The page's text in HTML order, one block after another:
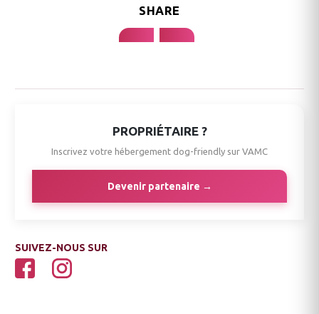
SHARE
PROPRIÉTAIRE ?
Inscrivez votre hébergement dog-friendly sur VAMC
Devenir partenaire →
SUIVEZ-NOUS SUR